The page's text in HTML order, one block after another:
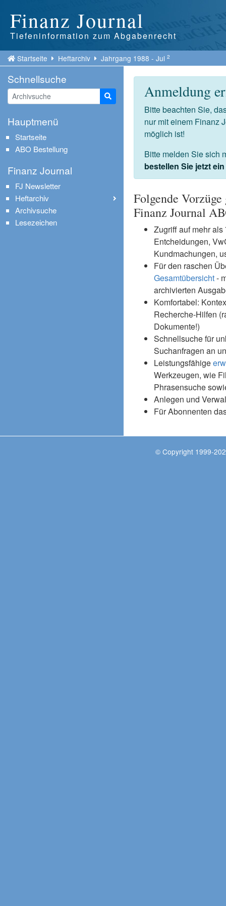
Finanz Journal
Tiefeninformation zum Abgabenrecht
Startseite Heftarchiv Jahrgang 1988 - Jul2
Anmeldung
Bitte beachten Sie,
nur mit einem Finanz
möglich ist!
Bitte melden Sie sich
bestellen Sie jetzt
Folgende
Finanz Journal
Zugriff auf mehr
Entcheidungen,
Kundmachungen,
Für den raschen
Gesamtübersicht-
archivierten
Komfortabel:
Recherche-Hilfen
Dokumente!)
Schnellsuche für
Suchanfragen an
Leistungsfähige
Werkzeugen, wie
Phrasensuche
Anlegen und
Für Abonnenten
Schnellsuche
Suche starten
Hauptmenü
Startseite
ABO Bestellung
Finanz Journal
FJ Newsletter
Heftarchiv
Archivsuche
Lesezeichen
© Copyright 1999-